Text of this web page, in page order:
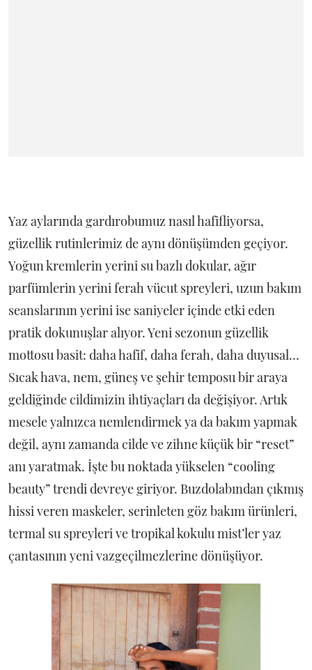
Yaz aylarında gardırobumuz nasıl hafifliyorsa,
güzellik rutinlerimiz de aynı dönüşümden geçiyor.
Yoğun kremlerin yerini su bazlı dokular, ağır
parfümlerin yerini ferah vücut spreyleri, uzun bakım
seanslarının yerini ise saniyeler içinde etki eden
pratik dokunuşlar alıyor. Yeni sezonun güzellik
mottosu basit: daha hafif, daha ferah, daha duyusal…
Sıcak hava, nem, güneş ve şehir temposu bir araya
geldiğinde cildimizin ihtiyaçları da değişiyor. Artık
mesele yalnızca nemlendirmek ya da bakım yapmak
değil, aynı zamanda cilde ve zihne küçük bir “reset”
anı yaratmak. İşte bu noktada yükselen “cooling
beauty” trendi devreye giriyor. Buzdolabından çıkmış
hissi veren maskeler, serinleten göz bakım ürünleri,
termal su spreyleri ve tropikal kokulu mist’ler yaz
çantasının yeni vazgeçilmezlerine dönüşüyor.